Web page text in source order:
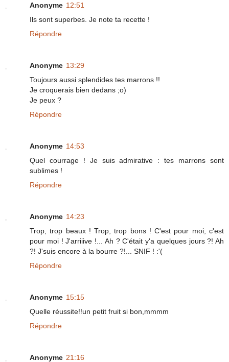
Anonyme 12:51
Ils sont superbes. Je note ta recette !
Répondre
Anonyme 13:29
Toujours aussi splendides tes marrons !!
Je croquerais bien dedans ;o)
Je peux ?
Répondre
Anonyme 14:53
Quel courrage ! Je suis admirative : tes marrons sont
sublimes !
Répondre
Anonyme 14:23
Trop, trop beaux ! Trop, trop bons ! C'est pour moi, c'est
pour moi ! J'arriiive !... Ah ? C'était y'a quelques jours ?! Ah
?! J'suis encore à la bourre ?!... SNIF ! :'(
Répondre
Anonyme 15:15
Quelle réussite!!un petit fruit si bon,mmmm
Répondre
Anonyme 21:16